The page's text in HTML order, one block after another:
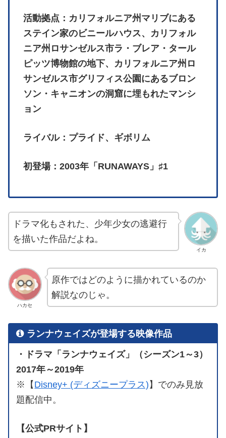
活動拠点：カリフォルニア州マリブにある
ステイン家のビニールハウス、カリフォル
ニア州ロサンゼルス市ラ・ブレア・タール
ピッツ博物館の地下、カリフォルニア州ロ
サンゼルス市グリフィス公園にあるブロン
ソン・キャニオンの洞窟に埋もれたマンシ
ョン
ライバル：プライド、ギボリム
初登場：2003年「RUNAWAYS」♯1
イカ
ドラマ化もされた、少年少女の逃避行
を描いた作品だよね。
ハカセ
原作ではどのように描かれているのか
解説なのじゃ。
ランナウェイズが登場する映像作品
・ドラマ「ランナウェイズ」（シーズン1～3）
2017年～2019年
※【 Disney+ (ディズニープラス) 】でのみ見放
題配信中。
【公式PRサイト】